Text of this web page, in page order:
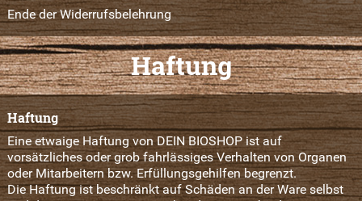
Ende der Widerrufsbelehrung
Haftung
Haftung
Eine etwaige Haftung von DEIN BIOSHOP ist auf
vorsätzliches oder grob fahrlässiges Verhalten von Organen
oder Mitarbeitern bzw. Erfüllungsgehilfen begrenzt.
Die Haftung ist beschränkt auf Schäden an der Ware selbst